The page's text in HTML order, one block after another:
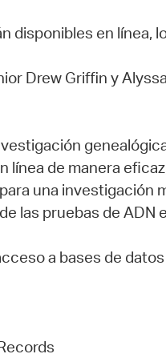
disponibles en línea,
Drew Griffin y
línea de manera
una investigación
las pruebas de ADN
a bases de